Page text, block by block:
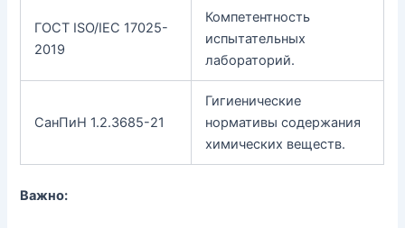
ГОСТ ISO/IEC 17025-
2019
Компетентность
испытательных
лабораторий.
СанПиН 1.2.3685-21
Гигиенические
нормативы содержания
химических веществ.
Важно: